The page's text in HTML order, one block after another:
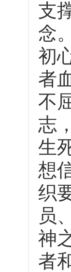
支
念
初
者
不
志
生
想
织
员
神
者